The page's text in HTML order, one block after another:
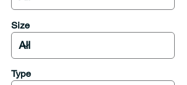
Size
Type